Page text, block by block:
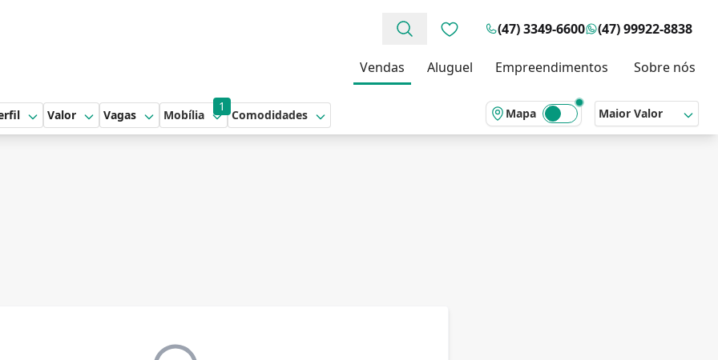
Favoritos (0 itens)
(47) 3349-6600 (47) 99922-8838
Vendas Aluguel Empreendimentos Sobre nós
Valor Vagas
1
Mobília Comodidades Mapa Maior Valor